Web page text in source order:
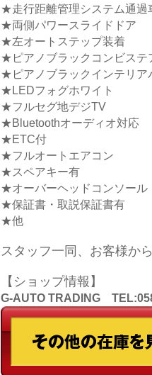
★走行距離管理システム通過
★両側パワースライドドア
★左オートステップ装着
★ピアノブラックコンビステ
★ピアノブラックインテリア
★LEDフォグホワイト
★フルセグ地デジTV
★Bluetoothオーディオ対応
★ETC付
★フルオートエアコン
★スペアキー有
★オーバーヘッドコンソール
★保証書・取説保証書有
★他
スタッフ一同、お客様か
【ショップ情報】
G-AUTO TRADING